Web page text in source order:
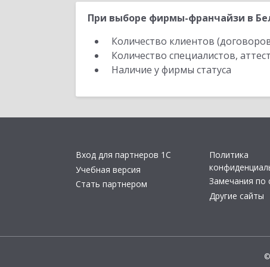
При выборе фирмы-франчайзи в
Количество клиентов
Количество специалистов,
Наличие у фирмы статуса
Вход для партнеров 1С
Учебная версия
Стать партнером
Политика
Замечания по
Другие сайты